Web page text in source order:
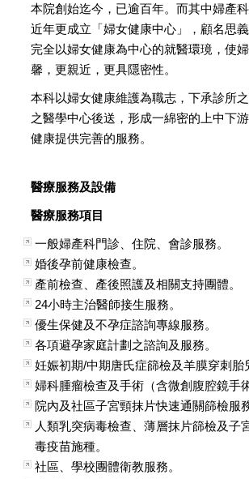
本院創始迄今，已逾百年。而其中婦產
近年更成立「婦女健康中心」，顧名思
完全以婦女健康為中心的就醫環璄，使
馨，更親近，更具隱密性。
本科以婦女健康維護為職志，下承診所
之醫學中心後送，形成一綿密的上中下
健康提供完善的服務。
醫療服務及設備
醫療服務項目
一般婦產科門診、住院、會診服務。
婚後孕前健康檢查。
產前檢查、產後照護及相關支持團體。
24小時主治醫師接生服務。
優生保健及不孕症諮詢專線服務。
各項避孕家庭計劃之諮詢及服務。
妊娠初期/中期唐氏症篩檢及羊膜穿刺胎
婦科腫瘤檢查及手術（含微創腹腔鏡手術
院內及社區子宮頸抹片快速通關篩檢服務
人類乳突病毒檢查、薄層抹片篩檢及子
毒疫苗施種。
社區、學校團體衛教服務。